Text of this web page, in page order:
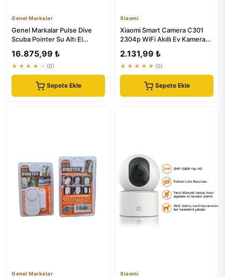
Genel Markalar
Genel Markalar Pulse Dive
Scuba Pointer Su Altı El
16.875,99 ₺
★★★★★ (0)
Sepete Ekle
Xiaomi
Xiaomi Smart Camera C301
2304p WiFi Akıllı Ev Kamerası
2.131,99 ₺
★★★★★ (0)
Sepete Ekle
Genel Markalar Xiaomi